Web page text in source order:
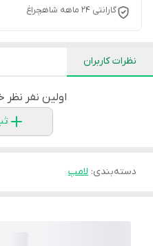
گارانتی 24 ماهه شاهچراغ
نظرات کاربران
اولین نفر نظر
دسته‌بندی: لامپ